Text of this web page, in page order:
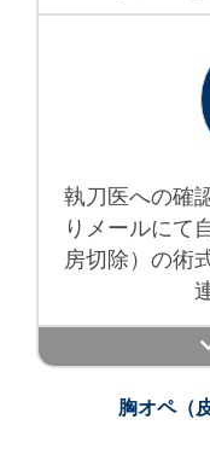
執刀医への確
りメールにて
房切除）の術
胸オペ（